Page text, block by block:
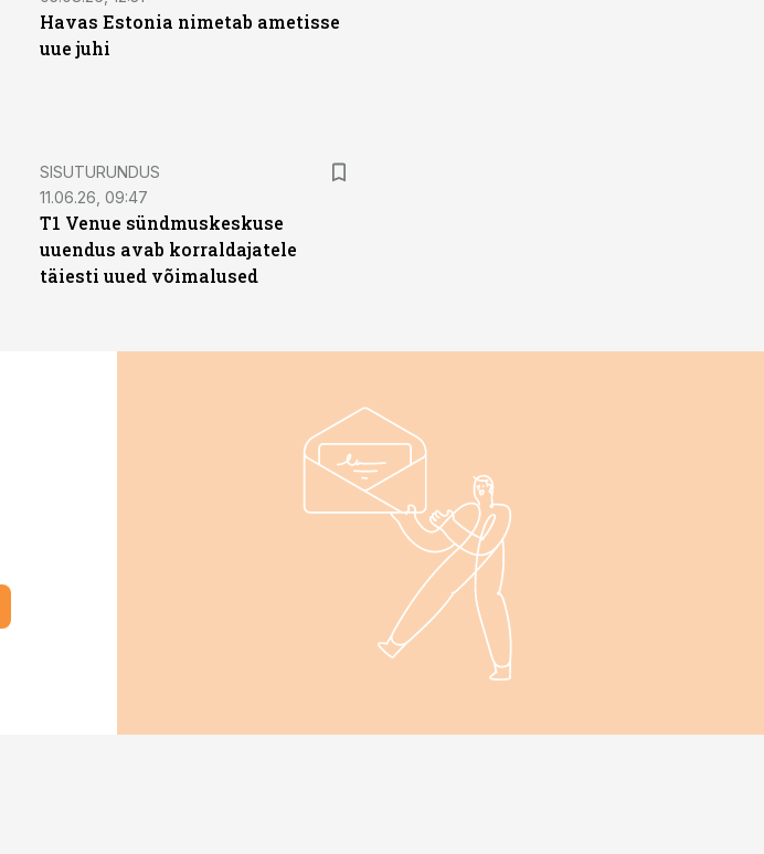
Havas Estonia nimetab ametisse
uue juhi
ST
SISUTURUNDUS
11.06.26, 09:47
T1 Venue sündmuskeskuse
uuendus avab korraldajatele
täiesti uued võimalused